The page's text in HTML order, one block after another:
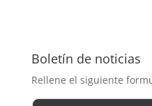
Boletín de noticias
Rellene el siguiente